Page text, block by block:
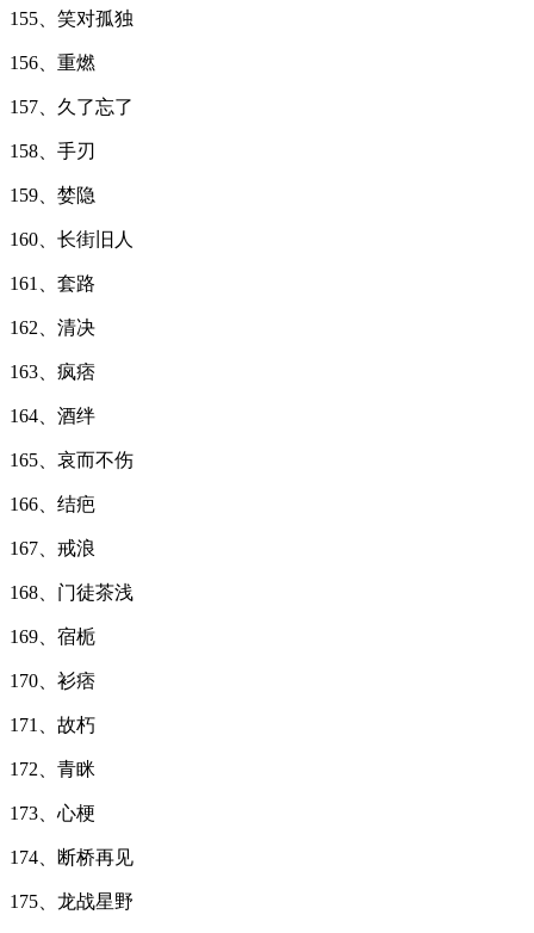
155、笑对孤独
156、重燃
157、久了忘了
158、手刃
159、婪隐
160、长街旧人
161、套路
162、清决
163、疯痞
164、酒绊
165、哀而不伤
166、结疤
167、戒浪
168、门徒茶浅
169、宿栀
170、衫痞
171、故朽
172、青眯
173、心梗
174、断桥再见
175、龙战星野